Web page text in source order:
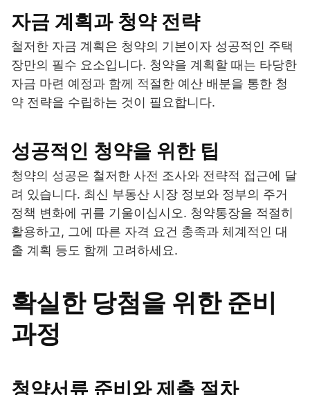
자금 계획과 청약 전략
철저한 자금 계획은 청약의 기본이자 성공적인 주택
장만의 필수 요소입니다. 청약을 계획할 때는 타당한
자금 마련 예정과 함께 적절한 예산 배분을 통한 청
약 전략을 수립하는 것이 필요합니다.
성공적인 청약을 위한 팁
청약의 성공은 철저한 사전 조사와 전략적 접근에 달
려 있습니다. 최신 부동산 시장 정보와 정부의 주거
정책 변화에 귀를 기울이십시오. 청약통장을 적절히
활용하고, 그에 따른 자격 요건 충족과 체계적인 대
출 계획 등도 함께 고려하세요.
확실한 당첨을 위한 준비
과정
청약서류 준비와 제출 절차